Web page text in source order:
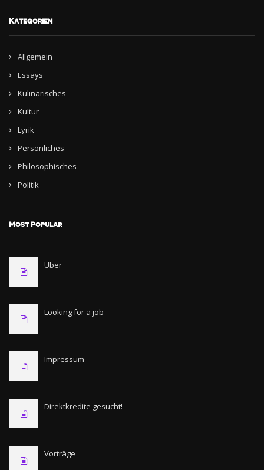
Kategorien
Allgemein
Essays
Kulinarisches
Kultur
Lyrik
Persönliches
Philosophisches
Politik
Most Popular
Über
Looking for a job
Impressum
Direktkredite gesucht!
Vorträge